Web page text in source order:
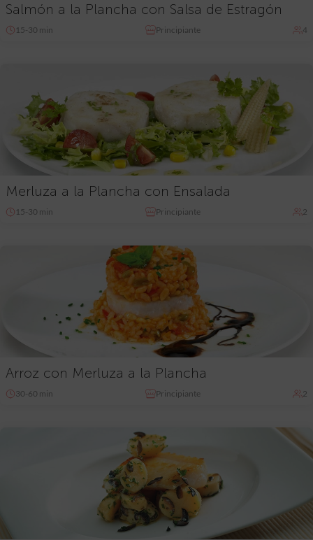
Salmón a la Plancha con Salsa de Estragón
15-30 min Principiante 4
Merluza a la Plancha con Ensalada
15-30 min Principiante 2
Arroz con Merluza a la Plancha
30-60 min Principiante 2